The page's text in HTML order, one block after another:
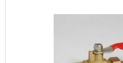
Este produto tem
ao longo do